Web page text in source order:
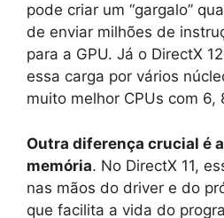
pode criar um “gargalo”
de enviar milhões de
para a GPU. Já o DirectX
essa carga por vários
muito melhor CPUs com 6,
Outra diferença crucial é
memória. No DirectX 11,
nas mãos do driver e do
que facilita a vida do